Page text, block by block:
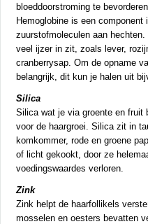
bloeddoorstroming te
Hemoglobine is een component
zuurstofmoleculen aan
veel ijzer in zit, zoals lever,
cranberrysap. Om de opname
belangrijk, dit kun je halen uit
Silica
Silica wat je via groente en fruit
voor de haargroei. Silica zit in
komkommer, rode en groene
of licht gekookt, door ze
voedingswaardes verloren.
Zink
Zink helpt de haarfollikels
mosselen en oesters bevatten